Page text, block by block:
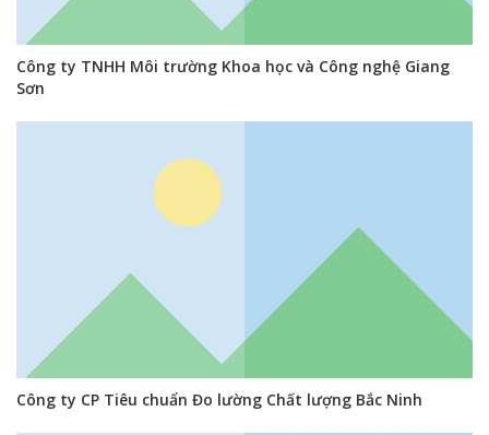
Công ty TNHH Môi trường Khoa học và Công nghệ Giang
Sơn
Công ty CP Tiêu chuẩn Đo lường Chất lượng Bắc Ninh